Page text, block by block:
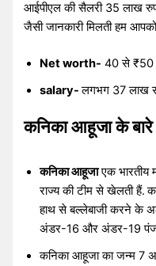
आईपीएल की सैलरी 35 लाख
जैसी जानकारी मिलती हम
Net worth- 40 से ₹50
salary-लगभग 37 लाख
कनिका आहूजा के बारे
कनिका आहूजाएक भारतीय
राज्य की टीम से खेलती हैं.
हाथ से बल्लेबाजी करने के
अंडर-16 और अंडर-19
कनिका आहूजा का जन्म 7